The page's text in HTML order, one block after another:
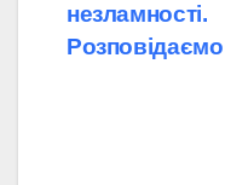
незламності.
Розповідаємо